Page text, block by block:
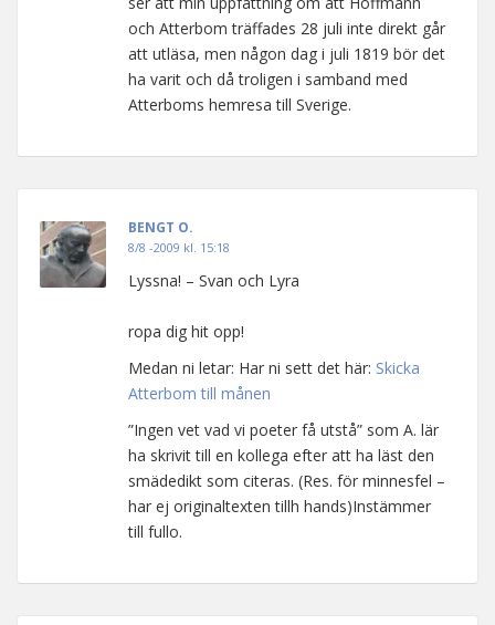
och Atterbom träffades 28 juli inte direkt går
att utläsa, men någon dag i juli 1819 bör det
ha varit och då troligen i samband med
Atterboms hemresa till Sverige.
BENGT O.
8/8 -2009 kl. 15:18
Lyssna! – Svan och Lyra
ropa dig hit opp!
Medan ni letar: Har ni sett det här: Skicka
Atterbom till månen
”Ingen vet vad vi poeter få utstå” som A. lär
ha skrivit till en kollega efter att ha läst den
smädedikt som citeras. (Res. för minnesfel –
har ej originaltexten tillh hands)Instämmer
till fullo.